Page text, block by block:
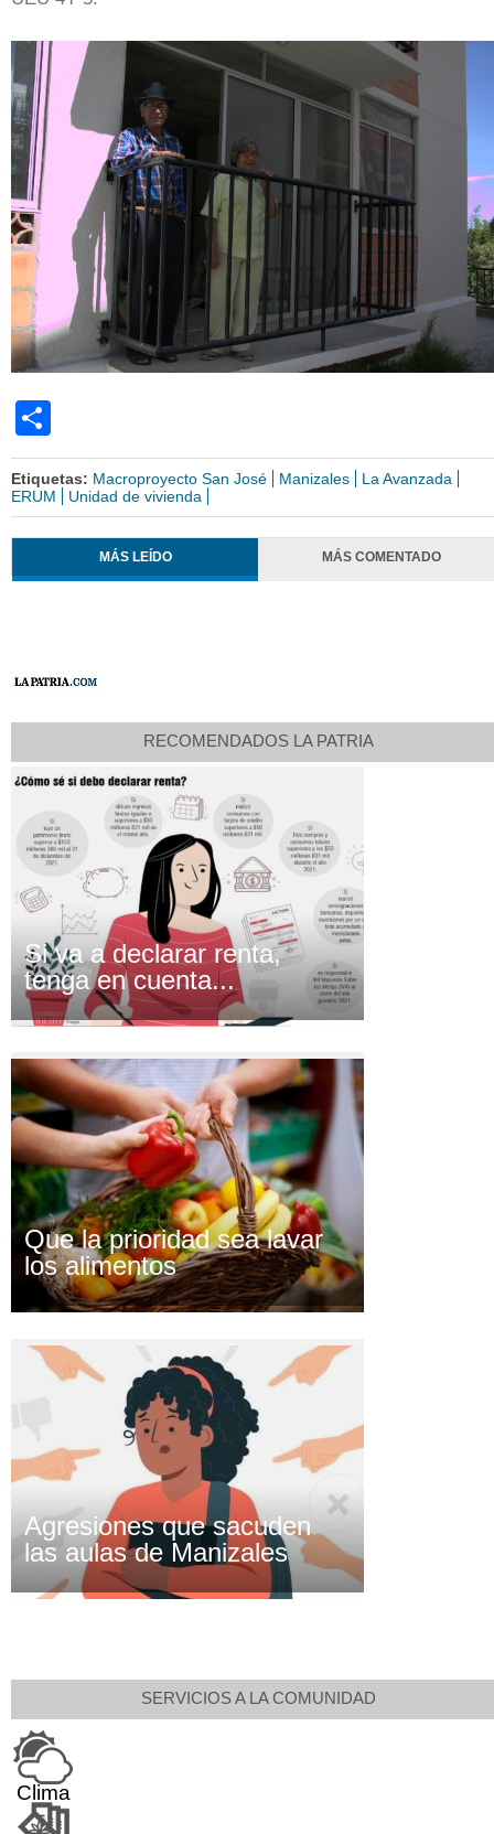
Etiquetas: Macroproyecto San José Manizales
La Avanzada
ERUM
Unidad de vivienda
MÁS LEÍDO MÁS COMENTADO
RECOMENDADOS LA PATRIA
Si va a declarar renta,
tenga en cuenta...
Que la prioridad sea lavar
los alimentos
Agresiones que sacuden
las aulas de Manizales
SERVICIOS A LA COMUNIDAD
Clima